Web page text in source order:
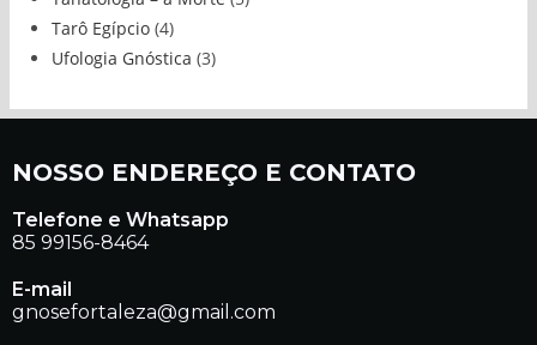
Tarô Egípcio (4)
Ufologia Gnóstica (3)
NOSSO ENDEREÇO E CONTATO
Telefone e Whatsapp
85 99156-8464
E-mail
gnosefortaleza@gmail.com